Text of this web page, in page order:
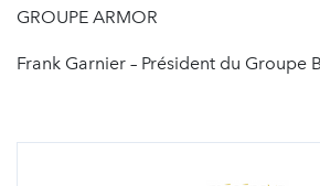
GROUPE ARMOR
Frank Garnier – Président du Groupe